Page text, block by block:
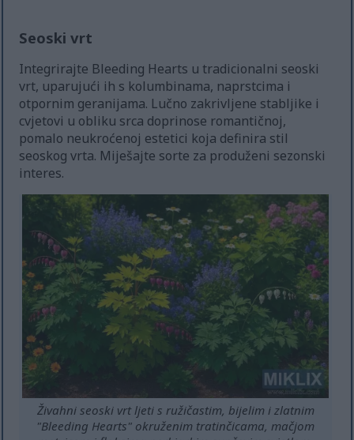
Seoski vrt
Integrirajte Bleeding Hearts u tradicionalni seoski
vrt, uparujući ih s kolumbinama, naprstcima i
otpornim geranijama. Lučno zakrivljene stabljike i
cvjetovi u obliku srca doprinose romantičnoj,
pomalo neukroćenoj estetici koja definira stil
seoskog vrta. Miješajte sorte za produženi sezonski
interes.
Živahni seoski vrt ljeti s ružičastim, bijelim i zlatnim
"Bleeding Hearts" okruženim tratinčicama, mačjom